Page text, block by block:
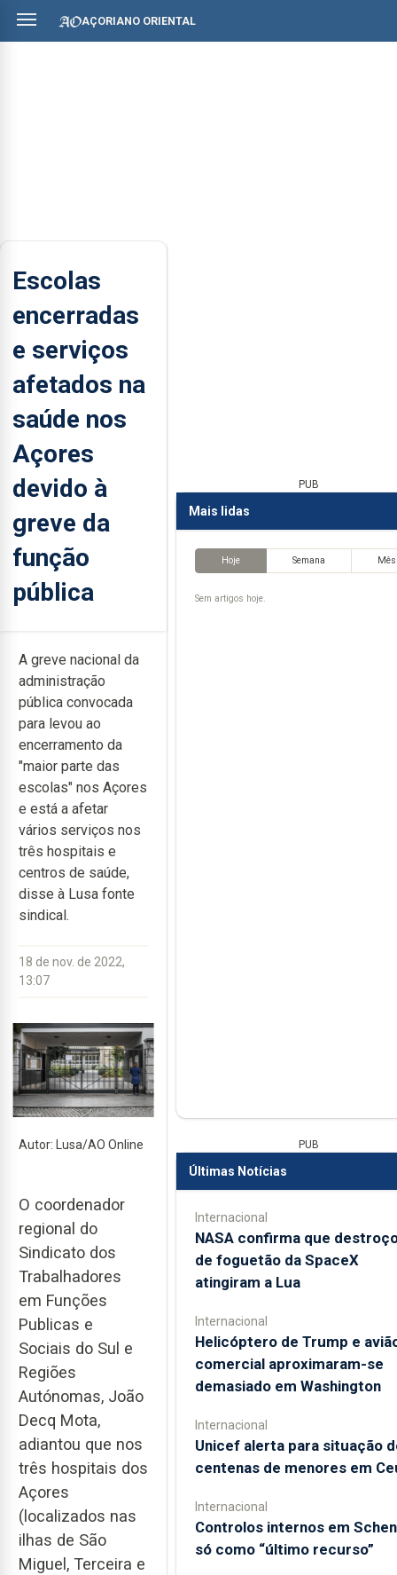
AÇORIANO ORIENTAL
Escolas
encerradas
e serviços
afetados na
saúde nos
Açores
devido à
greve da
função
pública
A greve nacional da
administração
pública convocada
para levou ao
encerramento da
"maior parte das
escolas" nos Açores
e está a afetar
vários serviços nos
três hospitais e
centros de saúde,
disse à Lusa fonte
sindical.
18 de nov. de 2022,
13:07
Autor: Lusa/AO Online
O coordenador
regional do
Sindicato dos
Trabalhadores
em Funções
Publicas e
Sociais do Sul e
Regiões
Autónomas, João
Decq Mota,
adiantou que nos
três hospitais dos
Açores
(localizados nas
ilhas de São
Miguel, Terceira e
PUB
Mais lidas
Hoje Semana Mês
Sem artigos hoje.
PUB
Últimas Notícias
Internacional
NASA confirma que
de foguetão da SpaceX
atingiram a Lua
Internacional
Helicóptero de Trump e
comercial aproximaram-se
demasiado em Washington
Internacional
Unicef alerta para situação
centenas de menores em
Internacional
Controlos internos em
só como “último recurso”